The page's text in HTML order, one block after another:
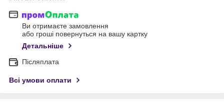
Ви отримаєте замовлення
або гроші повернуться на вашу картку
Детальніше
Післяплата
Всі умови оплати